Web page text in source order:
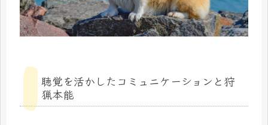
聴覚を活かしたコミュニケーションと狩
猟本能